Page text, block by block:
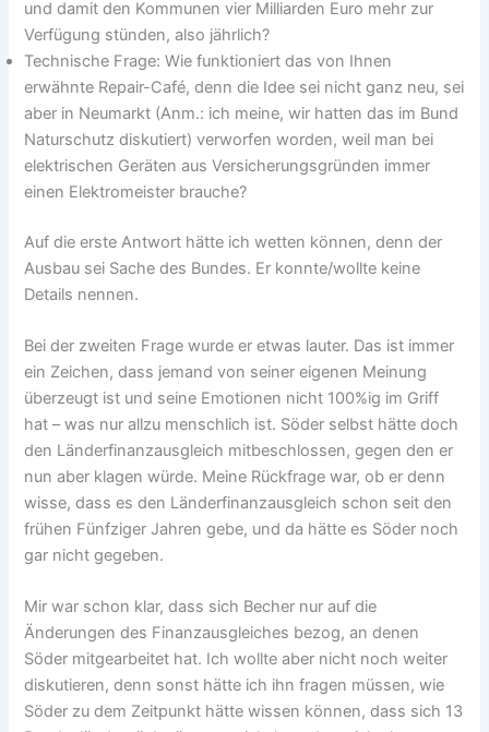
und damit den Kommunen vier Milliarden Euro mehr zur
Verfügung stünden, also jährlich?
Technische Frage: Wie funktioniert das von Ihnen
erwähnte Repair-Café, denn die Idee sei nicht ganz neu, sei
aber in Neumarkt (Anm.: ich meine, wir hatten das im Bund
Naturschutz diskutiert) verworfen worden, weil man bei
elektrischen Geräten aus Versicherungsgründen immer
einen Elektromeister brauche?
Auf die erste Antwort hätte ich wetten können, denn der
Ausbau sei Sache des Bundes. Er konnte/wollte keine
Details nennen.
Bei der zweiten Frage wurde er etwas lauter. Das ist immer
ein Zeichen, dass jemand von seiner eigenen Meinung
überzeugt ist und seine Emotionen nicht 100%ig im Griff
hat – was nur allzu menschlich ist. Söder selbst hätte doch
den Länderfinanzausgleich mitbeschlossen, gegen den er
nun aber klagen würde. Meine Rückfrage war, ob er denn
wisse, dass es den Länderfinanzausgleich schon seit den
frühen Fünfziger Jahren gebe, und da hätte es Söder noch
gar nicht gegeben.
Mir war schon klar, dass sich Becher nur auf die
Änderungen des Finanzausgleiches bezog, an denen
Söder mitgearbeitet hat. Ich wollte aber nicht noch weiter
diskutieren, denn sonst hätte ich ihn fragen müssen, wie
Söder zu dem Zeitpunkt hätte wissen können, dass sich 13